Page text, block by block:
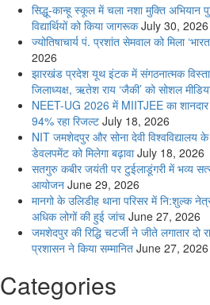
सिद्धू-कान्हू स्कूल में चला नशा मुक्ति अभियान
विद्यार्थियों को किया जागरूक July 30, 2026
ज्योतिषाचार्य पं. प्रशांत सेमवाल को मिला
2026
झारखंड प्रदेश यूथ इंटक में संगठनात्मक
जिलाध्यक्ष, ऋतेश राय ‘जैकी’ को सोशल
NEET-UG 2026 में MIITJEE का शानदार
94% रहा रिजल्ट July 18, 2026
NIT जमशेदपुर और सोना देवी विश्वविद्यालय
डेवलपमेंट को मिलेगा बढ़ावा July 18, 2026
सतगुरु कबीर जयंती पर टुईलाडूंगरी में भव्य
आयोजन June 29, 2026
मानगो के उलिडीह थाना परिसर में नि:शुल्क
अधिक लोगों की हुई जांच June 27, 2026
जमशेदपुर की रिद्धि चटर्जी ने जीते लगातार दो
प्रशासन ने किया सम्मानित June 27, 2026
Categories